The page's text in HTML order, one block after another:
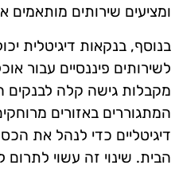
ומציעים שירותים מותאמים
בנוסף, בנקאות דיגיטלית
לשירותים פיננסיים עבור
מקבלות גישה קלה לבנקים
המתגוררים באזורים
דיגיטליים כדי לנהל את
הבית. שינוי זה עשוי